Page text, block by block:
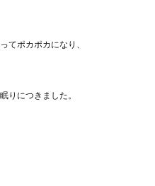
ポカポカになり、
りにつきました。